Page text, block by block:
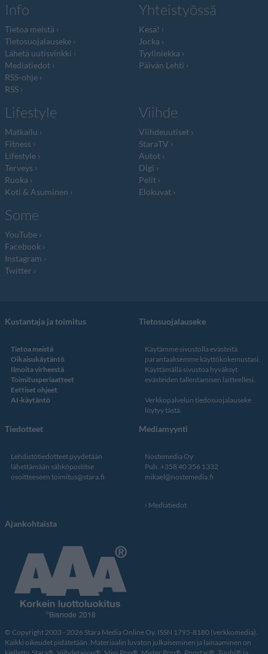
Info
Tietoa meistä
Tietosuojalauseke
Lähetä uutisvinkki
Mediatiedot
RSS-ohje
RSS
Yhteistyössä
Kesä!
Jocka
Tyyliniekka
Päivän Lehti
Lifestyle
Matkailu
Fitness
Lifestyle
Terveys
Ruoka
Koti & Asuminen
Viihde
Viihdeuutiset
StaraTV
Autot
Digi
Pelit
Elokuvat
Some
YouTube
Facebook
Instagram
Twitter
Kustantaja ja toimitus
Tietoa meistä
Oikaisukäytäntö
Ilmoita virheestä
Toimitusperiaatteet
Eettiset ohjeet
AI-käytäntö
Tietosuojalauseke
Käytämme sivustolla evästeitä
parantaaksemme käyttökokemustasi.
Käyttämällä sivustoa hyväksyt
evästeiden tallentamisen laitteellesi.
Verkkopalvelun tiedosuojalauseke
löytyy tästä.
Tiedotteet
Lehdistötiedotteet pyydetään
lähettämään sähköpostitse
osoitteeseen toimitus@stara.fi
Mediamyynti
Nostemedia Oy
Puh. +358 40 356 1332
mikael@nostemedia.fi
Mediatiedot
Ajankohtaista
© Copyright 2003 - 2026 Stara Media Online Oy. ISSN 1795-8180 (verkkomedia).
Kaikki oikeudet pidätetään. Materiaalin luvaton julkaiseminen ja lainaaminen on